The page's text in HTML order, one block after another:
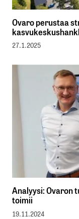
Ovaro perustaa
27.1.2025
Analyysi: Ovaron
toimii
19.11.2024